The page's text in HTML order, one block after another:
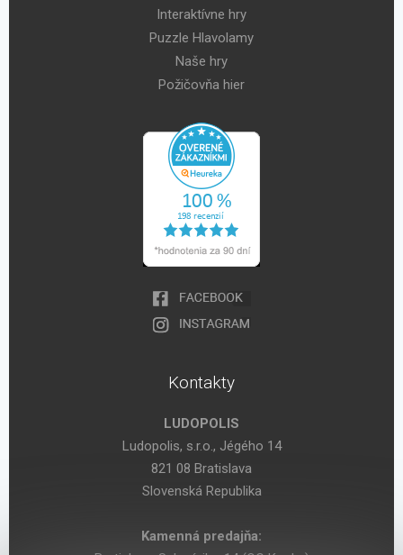
Interaktívne hry
Puzzle Hlavolamy
Naše hry
Požičovňa hier
Kontakty
LUDOPOLIS
Ludopolis, s.r.o., Jégého 14
821 08 Bratislava
Slovenská Republika
Kamenná predajňa: